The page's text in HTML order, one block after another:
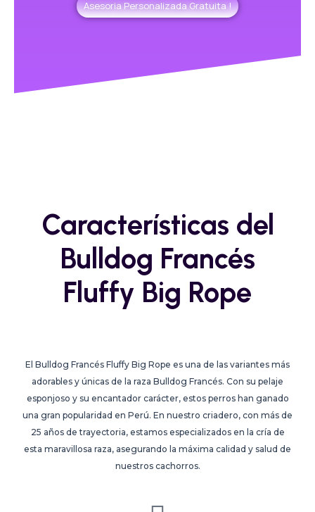
Asesoria Personalizada Gratuita !
Características del
Bulldog Francés
Fluffy Big Rope
El Bulldog Francés Fluffy Big Rope es una de las variantes más
adorables y únicas de la raza Bulldog Francés. Con su pelaje
esponjoso y su encantador carácter, estos perros han ganado
una gran popularidad en Perú. En nuestro criadero, con más de
25 años de trayectoria, estamos especializados en la cría de
esta maravillosa raza, asegurando la máxima calidad y salud de
nuestros cachorros.